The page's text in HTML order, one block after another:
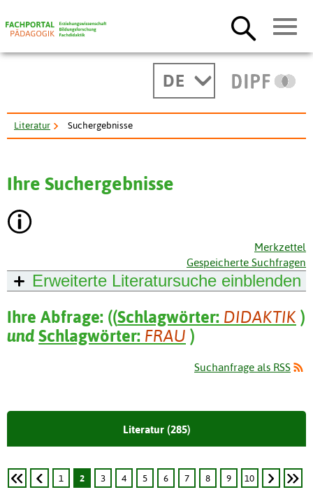
DE
Literatur Suchergebnisse
Ihre Suchergebnisse
Merkzettel
Gespeicherte Suchfragen
Erweiterte Literatursuche einblenden
Ihre Abfrage: ((Schlagwörter: DIDAKTIK )
und Schlagwörter: FRAU )
Suchanfrage als RSS
Literatur (285)
1 2 3 4 5 6 7 8 9 10